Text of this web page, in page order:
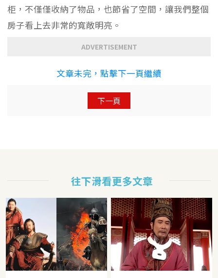
柜，不僅僅收納了物品，也節省了空間，讓我們整個
房子看上去非常的寬敞明亮。
ADVERTISEMENT
文章未完，點擊下一頁繼續
下一頁
往下滑看更多文章